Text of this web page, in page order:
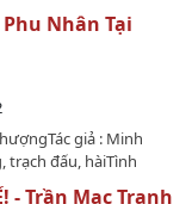
Vũ.Artist: Midi
sách lại còn đụng
nào vận khí của
tu luyện, phi thăng
canh chừng nam
nên...Mục tiêu chỉ có
như ánh mắt của nam
Nhân Tại
giả : Minh
trạch đấu, hàiTình
Vô TâmBeta:
- Trần Mạc Tranh